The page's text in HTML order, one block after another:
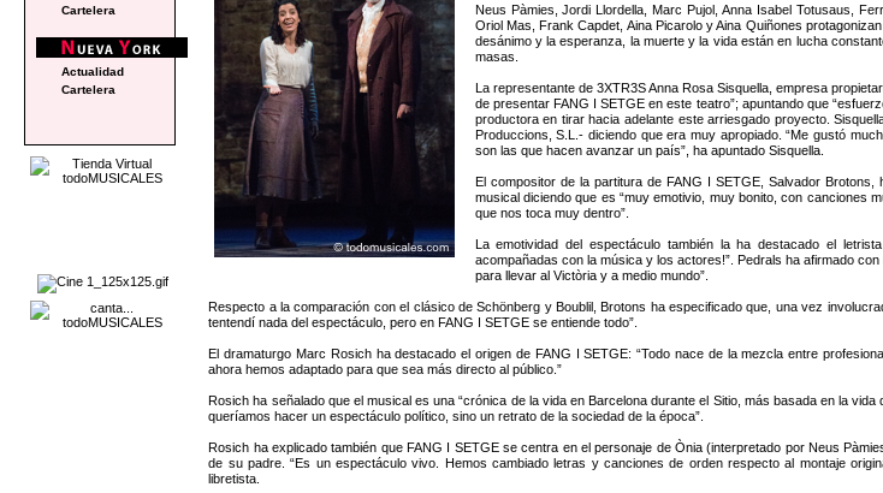
Neus Pàmies, Jordi Llordella, Marc Pujol, Anna Isabel Totusaus,
Oriol Mas, Frank Capdet, Aina Picarolo y Aina Quiñones
desánimo y la esperanza, la muerte y la vida están en lucha
masas.
La representante de 3XTR3S Anna Rosa Sisquella, empresa
de presentar FANG I SETGE en este teatro”; apuntando que
productora en tirar hacia adelante este arriesgado proyecto.
Produccions, S.L.- diciendo que era muy apropiado. “Me gustó
son las que hacen avanzar un país”, ha apuntado Sisquella.
El compositor de la partitura de FANG I SETGE, Salvador
musical diciendo que es “muy emotivio, muy bonito, con canciones
que nos toca muy dentro”.
La emotividad del espectáculo también la ha destacado el
acompañadas con la música y los actores!”. Pedrals ha afirmado
para llevar al Victòria y a medio mundo”.
Respecto a la comparación con el clásico de Schönberg y Boublil, Brotons ha especificado que, una vez
tentendí nada del espectáculo, pero en FANG I SETGE se entiende todo”.
El dramaturgo Marc Rosich ha destacado el origen de FANG I SETGE: “Todo nace de la mezcla entre
ahora hemos adaptado para que sea más directo al público.”
Rosich ha señalado que el musical es una “crónica de la vida en Barcelona durante el Sitio, más basada en la
queríamos hacer un espectáculo político, sino un retrato de la sociedad de la época”.
Rosich ha explicado también que FANG I SETGE se centra en el personaje de Ònia (interpretado por Neus
de su padre. “Es un espectáculo vivo. Hemos cambiado letras y canciones de orden respecto al montaje
libretista.
Cartelera
Actualidad
Cartelera